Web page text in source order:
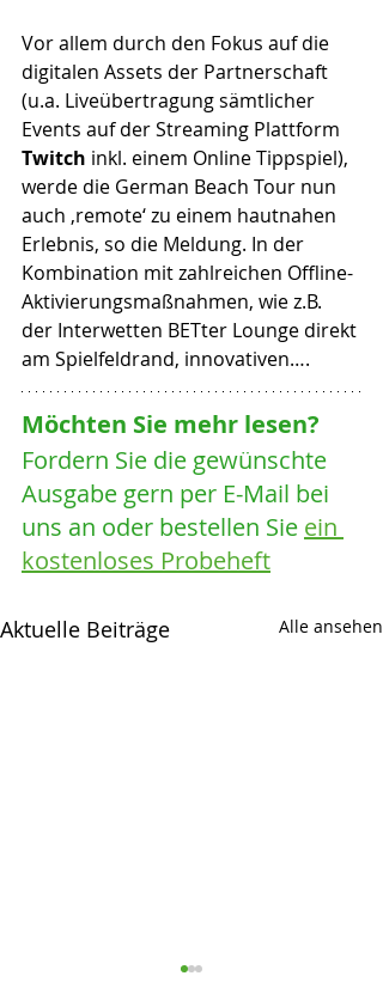
Vor allem durch den Fokus auf die
digitalen Assets der Partnerschaft
(u.a. Liveübertragung sämtlicher
Events auf der Streaming Plattform
Twitch inkl. einem Online Tippspiel),
werde die German Beach Tour nun
auch ‚remote‘ zu einem hautnahen
Erlebnis, so die Meldung. In der
Kombination mit zahlreichen Offline-
Aktivierungsmaßnahmen, wie z.B.
der Interwetten BETter Lounge direkt
am Spielfeldrand, innovativen….
Möchten Sie mehr lesen?
Fordern Sie die gewünschte
Ausgabe gern per E-Mail bei
uns an oder bestellen Sie ein
kostenloses Probeheft
Aktuelle Beiträge Alle ansehen